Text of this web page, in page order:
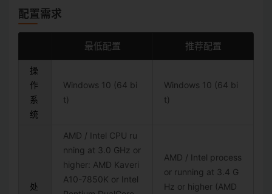
配置需求
最低配置 推荐配置
操
作
系
统
Windows 10 (64 bi
t)
Windows 10 (64 bi
t)
处
AMD / Intel CPU ru
nning at 3.0 GHz or
higher: AMD Kaveri
A10-7850K or Intel
AMD / Intel process
or running at 3.4 G
Hz or higher (AMD